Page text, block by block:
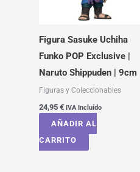
Figura Sasuke Uchiha
Funko POP Exclusive |
Naruto Shippuden | 9cm
Figuras y Coleccionables
24,95 € IVA Incluído
AÑADIR AL
CARRITO